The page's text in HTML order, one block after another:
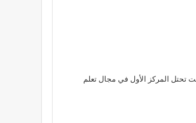
تحتل المركز الأول في مجال تعلم